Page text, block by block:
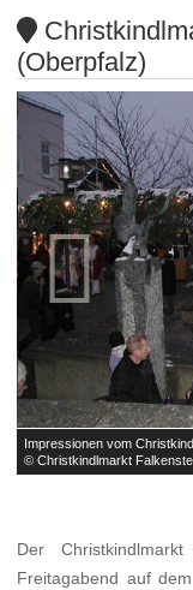
(Oberpfalz)
Impressionen vom
© Christkindlmarkt

Der
Freitagabend auf